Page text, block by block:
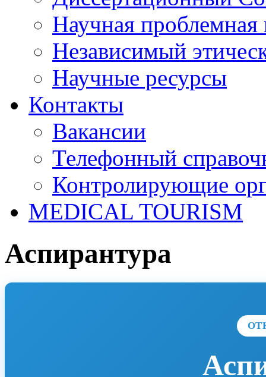
Научная проблемная
Независимый
Научные ресурсы
Контакты
Вакансии
Телефонный
Контролирующие
MEDICAL TOURISM
Аспирантура